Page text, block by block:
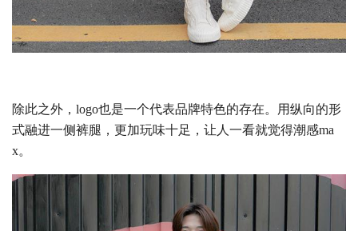
除此之外，logo也是一个代表品牌特色的存在。用纵向的形
式融进一侧裤腿，更加玩味十足，让人一看就觉得潮感ma
x。